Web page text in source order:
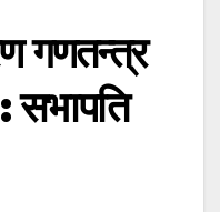
गणतन्त्र
सभापति